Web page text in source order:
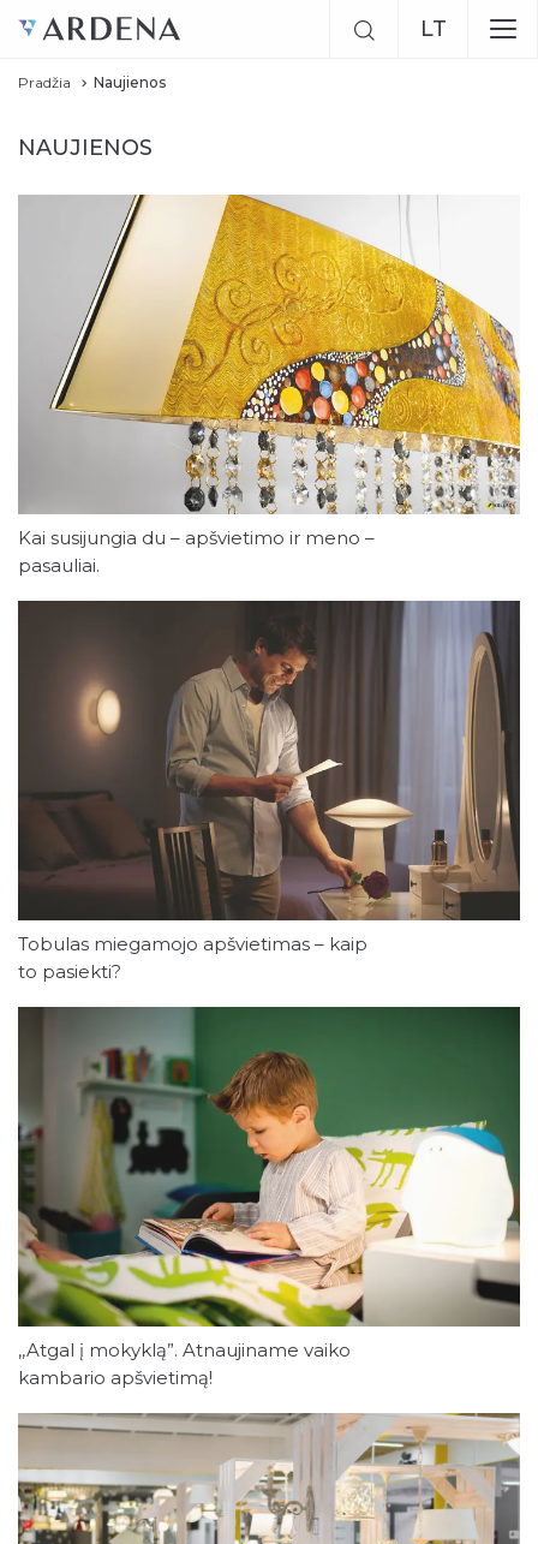
LT
Pradžia Naujienos
NAUJIENOS
Kai susijungia du – apšvietimo ir meno –
pasauliai.
Tobulas miegamojo apšvietimas – kaip
to pasiekti?
,,Atgal į mokyklą”. Atnaujiname vaiko
kambario apšvietimą!